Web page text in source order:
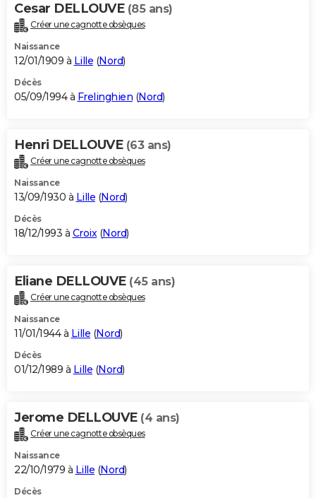
Cesar DELLOUVE (85 ans)
Créer une cagnotte obsèques
Naissance
12/01/1909 à Lille (Nord)
Décès
05/09/1994 à Frelinghien (Nord)
Henri DELLOUVE (63 ans)
Créer une cagnotte obsèques
Naissance
13/09/1930 à Lille (Nord)
Décès
18/12/1993 à Croix(Nord)
Eliane DELLOUVE (45 ans)
Créer une cagnotte obsèques
Naissance
11/01/1944 à Lille (Nord)
Décès
01/12/1989 à Lille (Nord)
Jerome DELLOUVE (4 ans)
Créer une cagnotte obsèques
Naissance
22/10/1979 à Lille (Nord)
Décès